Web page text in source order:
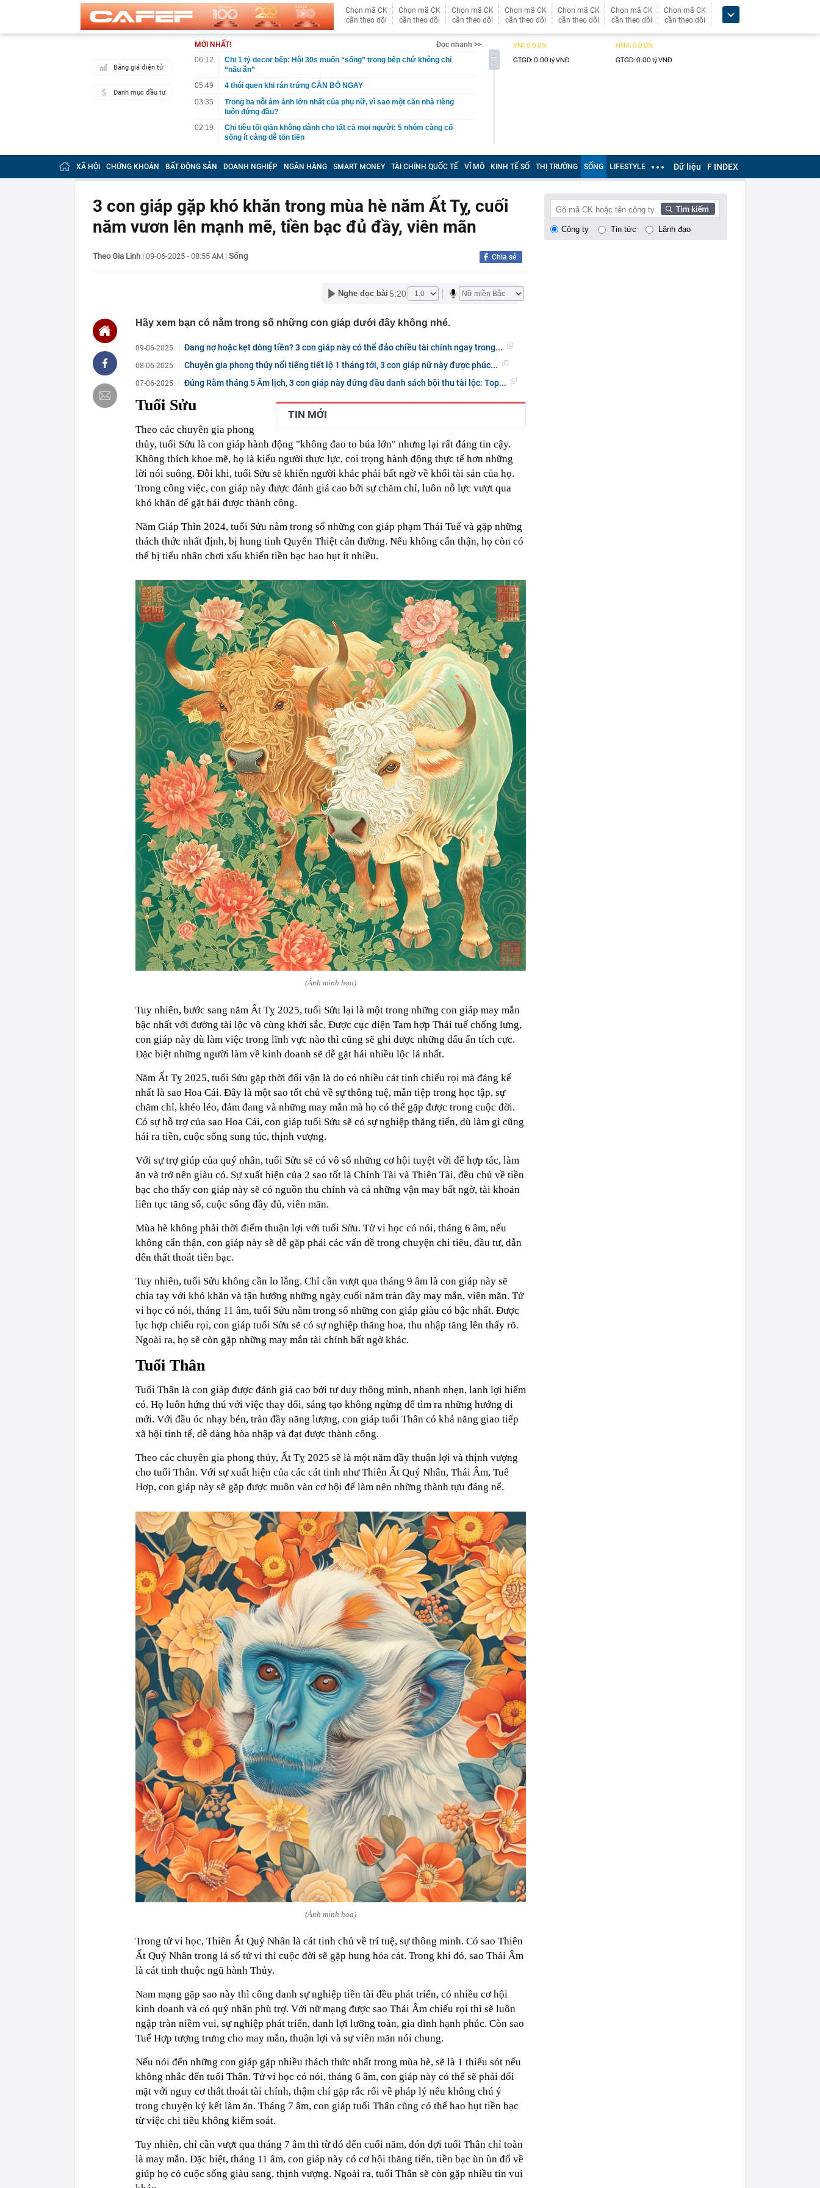
Chọn mã CK
cần theo dõi
Chọn mã CK
cần theo dõi
Chọn mã CK
cần theo dõi
Chọn mã CK
cần theo dõi
Chọn mã CK
cần theo dõi
Chọn mã CK
cần theo dõi
Chọn mã CK
cần theo dõi
Bảng giá điện tử
Danh mục đầu tư
MỚI NHẤT!
Đọc nhanh >>
06:12
Chi 1 tỷ decor bếp: Hội 30s muốn “sống” trong bếp chứ không chỉ
“nấu ăn”
05:49
4 thói quen khi rán trứng CẦN BỎ NGAY
03:35
Trong ba nỗi ám ảnh lớn nhất của phụ nữ, vì sao một căn nhà riêng
luôn đứng đầu?
02:19
Chi tiêu tối giản không dành cho tất cả mọi người: 5 nhóm càng cố
sống ít càng dễ tốn tiền
01:07
Vì sao thẻ tín dụng chỉ có thời hạn 5 năm?
00:52
HOSE cập nhật danh sách cắt margin, gồm loạt cổ phiếu “hot” HVN,
DGC, DMX...
Tiền lớn bất ngờ trở lại, khối ngoại tung 2.200 tỷ đồng mua ròng cổ
phiếu Việt Nam chỉ trong 5 phiên
Một doanh nghiệp thép với 2.700 lao động đang nợ Trung Quốc gần 1,3
tỷ USD
Người đàn ông 50 tuổi ăn cà tím mỗi ngày để chữa tiểu đường, 3 tháng
sau bác sĩ hỏi: "Ông ăn gì thế?"
Nam ca sĩ rao bán biệt thự 9 phòng ngủ ở TP.HCM giá gốc 600 tỷ, giảm
chắn là siêu phẩm”
Vài mét vuông ngoài trời đang được dùng theo 1 cách rất khác
22:48
5 LOẠI rau quen thuộc có khả năng tích tụ kim loại nặng, người Việt
22:28
CHÍNH THỨC: Lịch đi học trở lại của học sinh 34 tỉnh, thành phố sau kỳ
22:25
Vì sao đồ ăn Việt hầu như món nào cũng có hành lá?
22:07
Không cần tặng quà, 5 câu nói này đủ sức khiến mối quan hệ phụ
huynh - giáo viên gắn bó khăng khít, con trẻ được hưởng lợi!
22:03
Ukraine tập kích Crimea, phá hủy hệ thống phòng không 15 triệu USD
của Nga
22:02
Nam NSND, Giám đốc Nhà hát Chèo Quân đội mua ô tô tặng sinh nhật
vợ thiếu tá kém 12 tuổi
XÃ HỘI CHỨNG KHOÁN BẤT ĐỘNG SẢN DOANH NGHIỆP NGÂN HÀNG SMART MONEY TÀI CHÍNH QUỐC TẾ VĨ MÔ KINH TẾ SỐ THỊ TRƯỜNG SỐNG LIFESTYLE Dữ liệu F INDEX
3 con giáp gặp khó khăn trong mùa hè năm Ất Tỵ, cuối
năm vươn lên mạnh mẽ, tiền bạc đủ đầy, viên mãn
Theo Gia Linh | 09-06-2025 - 08:55 AM | Sống Chia sẻ
Nghe đọc bài 5:20
Hãy xem bạn có nằm trong số những con giáp dưới đây không nhé.
09-06-2025 Đang nợ hoặc kẹt dòng tiền? 3 con giáp này có thể đảo chiều tài chính ngay trong...
08-06-2025 Chuyên gia phong thủy nổi tiếng tiết lộ 1 tháng tới, 3 con giáp nữ này được phúc...
07-06-2025 Đúng Rằm tháng 5 Âm lịch, 3 con giáp này đứng đầu danh sách bội thu tài lộc: Top...
TIN MỚI
Tuổi Sửu
Theo các chuyên gia phong
thủy, tuổi Sửu là con giáp hành động "không đao to búa lớn" nhưng lại rất đáng tin cậy.
Không thích khoe mẽ, họ là kiểu người thực lực, coi trọng hành động thực tế hơn những
lời nói suông. Đôi khi, tuổi Sửu sẽ khiến người khác phải bất ngờ về khối tài sản của họ.
Trong công việc, con giáp này được đánh giá cao bởi sự chăm chỉ, luôn nỗ lực vượt qua
khó khăn để gặt hái được thành công.
Năm Giáp Thìn 2024, tuổi Sửu nằm trong số những con giáp phạm Thái Tuế và gặp những
thách thức nhất định, bị hung tinh Quyển Thiệt cản đường. Nếu không cẩn thận, họ còn có
thể bị tiểu nhân chơi xấu khiến tiền bạc hao hụt ít nhiều.
(Ảnh minh họa)
Tuy nhiên, bước sang năm Ất Tỵ 2025, tuổi Sửu lại là một trong những con giáp may mắn
bậc nhất với đường tài lộc vô cùng khởi sắc. Được cục diện Tam hợp Thái tuế chống lưng,
con giáp này dù làm việc trong lĩnh vực nào thì cũng sẽ ghi được những dấu ấn tích cực.
Đặc biệt những người làm về kinh doanh sẽ dễ gặt hái nhiều lộc lá nhất.
Năm Ất Tỵ 2025, tuổi Sửu gặp thời đổi vận là do có nhiều cát tinh chiếu rọi mà đáng kể
nhất là sao Hoa Cái. Đây là một sao tốt chủ về sự thông tuệ, mẫn tiệp trong học tập, sự
chăm chỉ, khéo léo, đảm đang và những may mắn mà họ có thể gặp được trong cuộc đời.
Có sự hỗ trợ của sao Hoa Cái, con giáp tuổi Sửu sẽ có sự nghiệp thăng tiến, dù làm gì cũng
hái ra tiền, cuộc sống sung túc, thịnh vượng.
Với sự trợ giúp của quý nhân, tuổi Sửu sẽ có vô số những cơ hội tuyệt vời để hợp tác, làm
ăn và trở nên giàu có. Sự xuất hiện của 2 sao tốt là Chính Tài và Thiên Tài, đều chủ về tiền
bạc cho thấy con giáp này sẽ có nguồn thu chính và cả những vận may bất ngờ, tài khoản
liên tục tăng số, cuộc sống đầy đủ, viên mãn.
Mùa hè không phải thời điểm thuận lợi với tuổi Sửu. Tử vi học có nói, tháng 6 âm, nếu
không cẩn thận, con giáp này sẽ dễ gặp phải các vấn đề trong chuyện chi tiêu, đầu tư, dẫn
đến thất thoát tiền bạc.
Tuy nhiên, tuổi Sửu không cần lo lắng. Chỉ cần vượt qua tháng 9 âm là con giáp này sẽ
chia tay với khó khăn và tận hưởng những ngày cuối năm tràn đầy may mắn, viên mãn. Tử
vi học có nói, tháng 11 âm, tuổi Sửu nằm trong số những con giáp giàu có bậc nhất. Được
lục hợp chiếu rọi, con giáp tuổi Sửu sẽ có sự nghiệp thăng hoa, thu nhập tăng lên thấy rõ.
Ngoài ra, họ sẽ còn gặp những may mắn tài chính bất ngờ khác.
Tuổi Thân
Tuổi Thân là con giáp được đánh giá cao bởi tư duy thông minh, nhanh nhẹn, lanh lợi hiếm
có. Họ luôn hứng thú với việc thay đổi, sáng tạo không ngừng để tìm ra những hướng đi
mới. Với đầu óc nhạy bén, tràn đầy năng lượng, con giáp tuổi Thân có khả năng giao tiếp
xã hội tinh tế, dễ dàng hòa nhập và đạt được thành công.
Theo các chuyên gia phong thủy, Ất Tỵ 2025 sẽ là một năm đầy thuận lợi và thịnh vượng
cho tuổi Thân. Với sự xuất hiện của các cát tinh như Thiên Ất Quý Nhân, Thái Âm, Tuế
Hợp, con giáp này sẽ gặp được muôn vàn cơ hội để làm nên những thành tựu đáng nể.
(Ảnh minh họa)
Trong tử vi học, Thiên Ất Quý Nhân là cát tinh chủ về trí tuệ, sự thông minh. Có sao Thiên
Ất Quý Nhân trong lá số tử vi thì cuộc đời sẽ gặp hung hóa cát. Trong khi đó, sao Thái Âm
là cát tinh thuộc ngũ hành Thủy.
Nam mạng gặp sao này thì công danh sự nghiệp tiền tài đều phát triển, có nhiều cơ hội
kinh doanh và có quý nhân phù trợ. Với nữ mạng được sao Thái Âm chiếu rọi thì sẽ luôn
ngập tràn niềm vui, sự nghiệp phát triển, danh lợi lưỡng toàn, gia đình hạnh phúc. Còn sao
Tuế Hợp tượng trưng cho may mắn, thuận lợi và sự viên mãn nói chung.
Nếu nói đến những con giáp gặp nhiều thách thức nhất trong mùa hè, sẽ là 1 thiếu sót nếu
không nhắc đến tuổi Thân. Tử vi học có nói, tháng 6 âm, con giáp này có thể sẽ phải đối
mặt với nguy cơ thất thoát tài chính, thậm chí gặp rắc rối về pháp lý nếu không chú ý
trong chuyện ký kết làm ăn. Tháng 7 âm, con giáp tuổi Thân cũng có thể hao hụt tiền bạc
từ việc chi tiêu không kiểm soát.
Tuy nhiên, chỉ cần vượt qua tháng 7 âm thì từ đó đến cuối năm, đón đợi tuổi Thân chỉ toàn
là may mắn. Đặc biệt, tháng 11 âm, con giáp này có cơ hội thăng tiến, tiền bạc ùn ùn đổ về
giúp họ có cuộc sống giàu sang, thịnh vượng. Ngoài ra, tuổi Thân sẽ còn gặp nhiều tin vui
Công ty Tin tức Lãnh đạo